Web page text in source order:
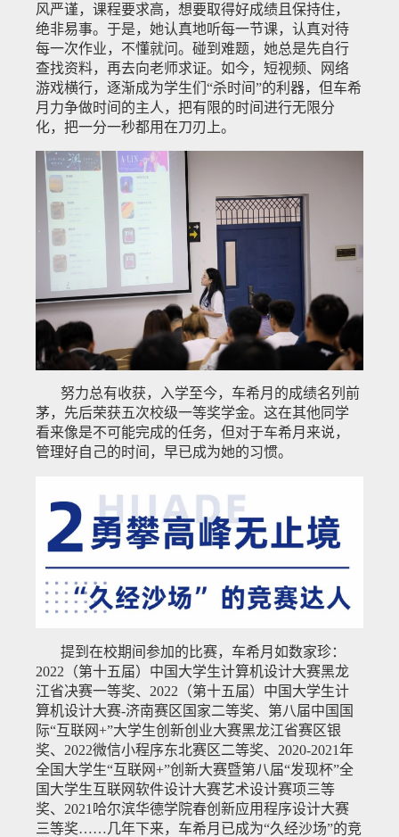
风严谨，课程要求高，想要取得好成绩且保持住，
绝非易事。于是，她认真地听每一节课，认真对待
每一次作业，不懂就问。碰到难题，她总是先自行
查找资料，再去向老师求证。如今，短视频、网络
游戏横行，逐渐成为学生们“杀时间”的利器，但车希
月力争做时间的主人，把有限的时间进行无限分
化，把一分一秒都用在刀刃上。
努力总有收获，入学至今，车希月的成绩名列前
茅，先后荣获五次校级一等奖学金。这在其他同学
看来像是不可能完成的任务，但对于车希月来说，
管理好自己的时间，早已成为她的习惯。
提到在校期间参加的比赛，车希月如数家珍：
2022（第十五届）中国大学生计算机设计大赛黑龙
江省决赛一等奖、2022（第十五届）中国大学生计
算机设计大赛-济南赛区国家二等奖、第八届中国国
际“互联网+”大学生创新创业大赛黑龙江省赛区银
奖、2022微信小程序东北赛区二等奖、2020-2021年
全国大学生“互联网+”创新大赛暨第八届“发现杯”全
国大学生互联网软件设计大赛艺术设计赛项三等
奖、2021哈尔滨华德学院春创新应用程序设计大赛
三等奖……几年下来，车希月已成为“久经沙场”的竞